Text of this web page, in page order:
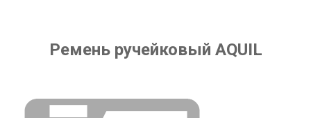
Ремень ручейковый AQUIL